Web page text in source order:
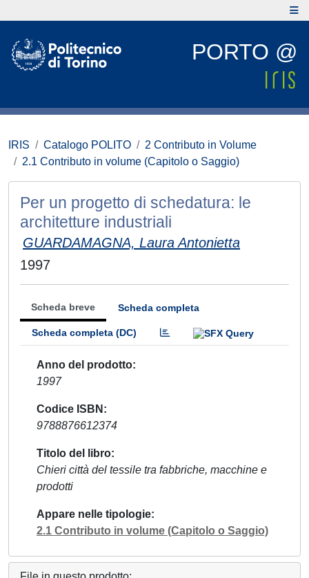
PORTO @
IRIS Catalogo POLITO
2 Contributo in Volume
2.1 Contributo in volume (Capitolo o Saggio)
Per un progetto di schedatura: le
architetture industriali
GUARDAMAGNA, Laura Antonietta
1997
Scheda breve Scheda completa
Scheda completa (DC)
Anno del prodotto
1997
Codice ISBN
9788876612374
Titolo del libro
Chieri città del tessile tra fabbriche, macchine e
prodotti
Appare nelle tipologie
2.1 Contributo in volume (Capitolo o Saggio)